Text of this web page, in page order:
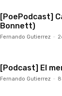
[PoePodcast]
Bonnett)
Fernando Gutierrez -
[Podcast] El
Fernando Gutierrez -